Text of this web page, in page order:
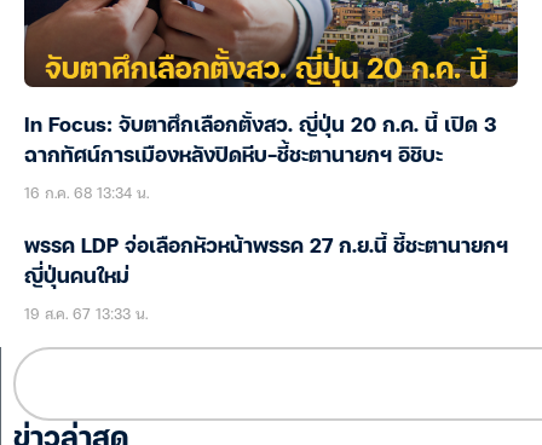
In Focus: จับตาศึกเลือกตั้งสว. ญี่ปุ่น 20 ก.ค. นี้ เปิด 3
ฉากทัศน์การเมืองหลังปิดหีบ-ชี้ชะตานายกฯ อิชิบะ
16 ก.ค. 68 13:34 น.
พรรค LDP จ่อเลือกหัวหน้าพรรค 27 ก.ย.นี้ ชี้ชะตานายกฯ
ญี่ปุ่นคนใหม่
19 ส.ค. 67 13:33 น.